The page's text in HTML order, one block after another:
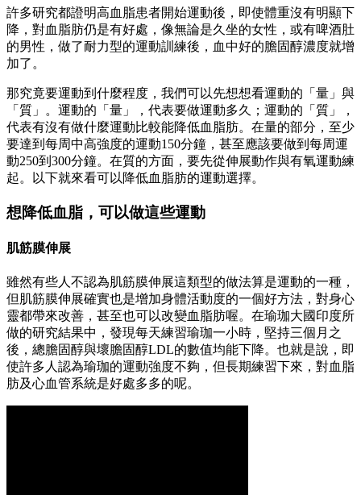
許多研究都證明高血脂患者開始運動後，即使體重沒有明顯下
降，對血脂肪仍是有好處，像無論是久坐的女性，或有啤酒肚
的男性，做了耐力型的運動訓練後，血中好的膽固醇濃度就增
加了。
那究竟要運動到什麼程度，我們可以先想想看運動的「量」與
「質」。運動的「量」，代表要做運動多久；運動的「質」，
代表有沒有做什麼運動比較能降低血脂肪。在量的部分，至少
要達到每周中高強度的運動150分鐘，甚至應該要做到每周運
動250到300分鐘。在質的方面，要先從伸展動作與有氧運動練
起。以下就來看可以降低血脂肪的運動選擇。
想降低血脂，可以做這些運動
肌筋膜伸展
雖然有些人不認為肌筋膜伸展這類型的做法算是運動的一種，
但肌筋膜伸展確實也是增加身體活動度的一個好方法，對身心
靈都帶來改善，甚至也可以改變血脂肪喔。在瑜珈大國印度所
做的研究結果中，發現每天練習瑜珈一小時，堅持三個月之
後，總膽固醇與壞膽固醇LDL的數值均能下降。也就是說，即
使許多人認為瑜珈的運動強度不夠，但長期練習下來，對血脂
肪及心血管系統是好處多多的呢。